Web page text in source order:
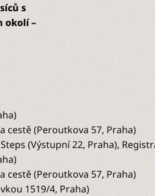
s
okolí –
cestě (Peroutkova 57, Praha)
(Výstupní 22, Praha),
cestě (Peroutkova 57, Praha)
1519/4, Praha)